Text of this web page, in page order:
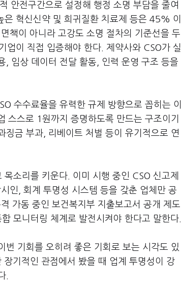
안전구간으로 설정해 행정 소명 부담을 줄여
혁신신약 및 희귀질환 치료제 등은 45% 이
책이 아니라 고강도 소명 절차의 기준선을 두
업이 직접 입증해야 한다. 제약사와 CSO가 실
, 임상 데이터 전달 활동, 인력 운영 구조 등을
수수료율을 유력한 규제 방향으로 꼽히는 이
스스로 1원까지 증명하도록 만드는 구조이기
금 부과, 리베이트 처벌 등이 유기적으로 연
소리를 키운다. 이미 시행 중인 CSO 신고제
인, 회계 투명성 시스템 등을 갖춘 업체만 공
가동 중인 보건복지부 지출보고서 공개 제도
모니터링 체계로 발전시켜야 한다고 말한다.
기회를 오히려 좋은 기회로 보는 시각도 있
기적인 관점에서 봤을 때 업계 투명성이 강
.